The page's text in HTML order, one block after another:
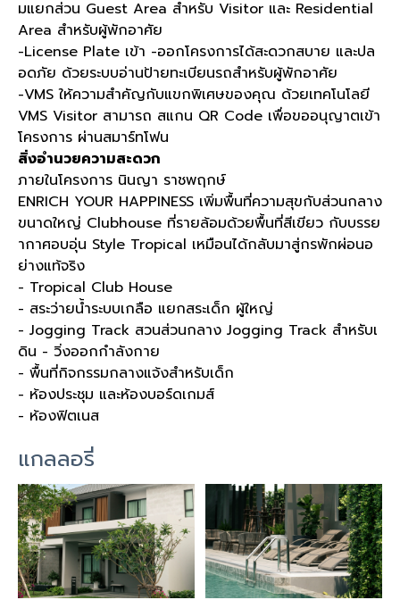
มแยกส่วน Guest Area สำหรับ Visitor และ Residential
Area สำหรับผู้พักอาศัย
-License Plate เข้า -ออกโครงการได้สะดวกสบาย และปล
อดภัย ด้วยระบบอ่านป้ายทะเบียนรถสำหรับผู้พักอาศัย
-VMS ให้ความสำคัญกับแขกพิเศษของคุณ ด้วยเทคโนโลยี
VMS Visitor สามารถ สแกน QR Code เพื่อขออนุญาตเข้า
โครงการ ผ่านสมาร์ทโฟน
สิ่งอำนวยความสะดวก
ภายในโครงการ นินญา ราชพฤกษ์
ENRICH YOUR HAPPINESS เพิ่มพื้นที่ความสุขกับส่วนกลาง
ขนาดใหญ่ Clubhouse ที่รายล้อมด้วยพื้นที่สีเขียว กับบรรย
ากาศอบอุ่น Style Tropical เหมือนได้กลับมาสู่กรพักผ่อนอ
ย่างแท้จริง
- Tropical Club House
- สระว่ายน้ำระบบเกลือ แยกสระเด็ก ผู้ใหญ่
- Jogging Track สวนส่วนกลาง Jogging Track สำหรับเ
ดิน - วิ่งออกกำลังกาย
- พื้นที่กิจกรรมกลางแจ้งสำหรับเด็ก
- ห้องประชุม และห้องบอร์ดเกมส์
- ห้องฟิตเนส
แกลลอรี่